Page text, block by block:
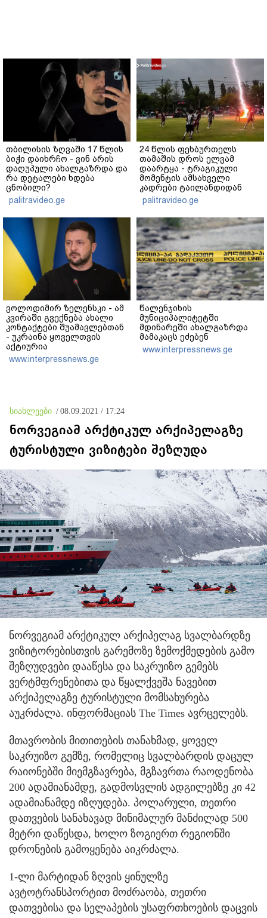
თბილისის ზღვაში 17 წლის
ბიჭი დაიხრჩო - ვინ არის
დაღუპული ახალგაზრდა და
რა დეტალები ხდება
ცნობილი?
palitravideo.ge
24 წლის ფეხბურთელს
თამაშის დროს ელვამ
დაარტყა - ტრაგიკული
მომენტის ამსახველი
კადრები ტაილანდიდან
მედიაში ვრცელდება
palitravideo.ge
ვოლოდიმირ ზელენსკი - ამ
კვირაში გვექნება ახალი
კონტაქტები შუამავლებთან
- უკრაინა ყოველთვის
აქტიურია
www.interpressnews.ge
წალენჯიხის
მუნიციპალიტეტში
მდინარეში ახალგაზრდა
მამაკაცს ეძებენ
www.interpressnews.ge
სიახლეები / 08.09.2021 / 17:24
ნორვეგიამ არქტიკულ არქიპელაგზე
ტურისტული ვიზიტები შეზღუდა
ნორვეგიამ არქტიკულ არქიპელაგ სვალბარდზე
ვიზიტორებისთვის გარემოზე ზემოქმედების გამო
შეზღუდვები დააწესა და საკრუიზო გემებს
ვერტმფრენებითა და წყალქვეშა ნავებით
არქიპელაგზე ტურისტული მომსახურება
აუკრძალა. ინფორმაციას The Times ავრცელებს.
მთავრობის მითითების თანახმად, ყოველ
საკრუიზო გემზე, რომელიც სვალბარდის დაცულ
რაიონებში მიემგზავრება, მგზავრთა რაოდენობა
200 ადამიანამდე, გადმოსვლის ადგილებზე კი 42
ადამიანამდე იზღუდება. პოლარული, თეთრი
დათვების სანახავად მინიმალურ მანძილად 500
მეტრი დაწესდა, ხოლო ზოგიერთ რეგიონში
დრონების გამოყენება აიკრძალა.
1-ლი მარტიდან ზღვის ყინულზე
ავტოტრანსპორტით მოძრაობა, თეთრი
დათვებისა და სელაპების უსაფრთხოების დაცვის